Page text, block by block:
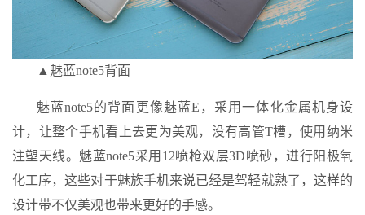
▲魅蓝note5背面
魅蓝note5的背面更像魅蓝E，采用一体化金属机身设
计，让整个手机看上去更为美观，没有高管T槽，使用纳米
注塑天线。魅蓝note5采用12喷枪双层3D喷砂，进行阳极氧
化工序，这些对于魅族手机来说已经是驾轻就熟了，这样的
设计带不仅美观也带来更好的手感。